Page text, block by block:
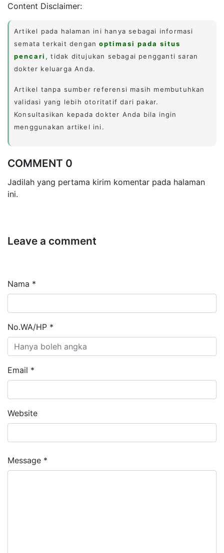
Content Disclaimer:
Artikel pada halaman ini hanya sebagai informasi
semata terkait denganoptimasi pada situs
pencari , tidak ditujukan sebagai pengganti saran
dokter keluarga Anda.
Artikel tanpa sumber referensi masih membutuhkan
validasi yang lebih otoritatif dari pakar.
Konsultasikan kepada dokter Anda bila ingin
menggunakan artikel ini.
COMMENT 0
Jadilah yang pertama kirim komentar pada halaman
ini.
Leave a comment
Nama *
No.WA/HP *
Email *
Website
Message *